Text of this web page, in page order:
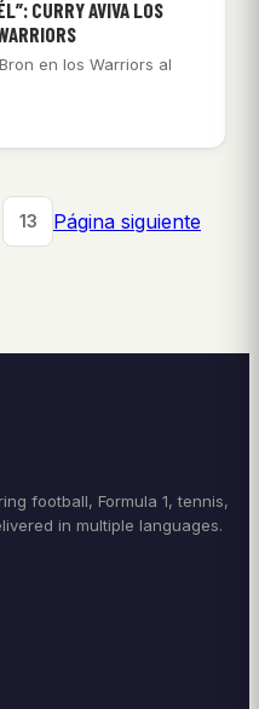
CURRY AVIVA LOS
en los Warriors al
13 Página siguiente
football, Formula 1, tennis,
in multiple languages.